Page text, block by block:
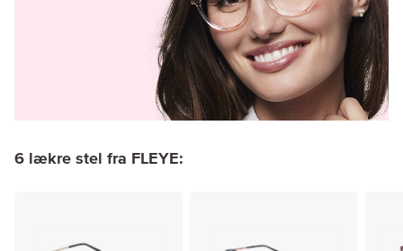
6 lækre stel fra FLEYE: